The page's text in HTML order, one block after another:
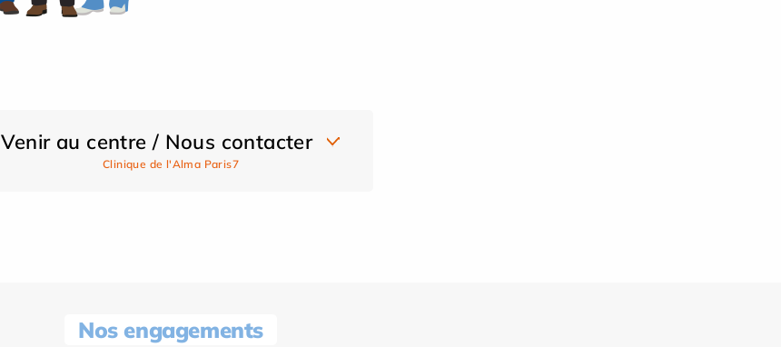
Venir au centre / Nous contacter
Clinique de l'Alma Paris7
Nos engagements